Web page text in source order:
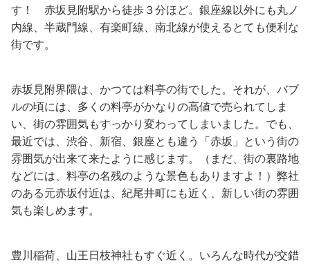
す！ 赤坂見附駅から徒歩３分ほど。銀座線以外にも丸ノ
内線、半蔵門線、有楽町線、南北線が使えるとても便利な
街です。
赤坂見附界隈は、かつては料亭の街でした。それが、バブ
ルの頃には、多くの料亭がかなりの高値で売られてしま
い、街の雰囲気もすっかり変わってしまいました。でも、
最近では、渋谷、新宿、銀座とも違う「赤坂」という街の
雰囲気が出来て来たように感じます。（まだ、街の裏路地
などには、料亭の名残のような景色もありますよ！）弊社
のある元赤坂付近は、紀尾井町にも近く、新しい街の雰囲
気も楽しめます。
豊川稲荷、山王日枝神社もすぐ近く。いろんな時代が交錯